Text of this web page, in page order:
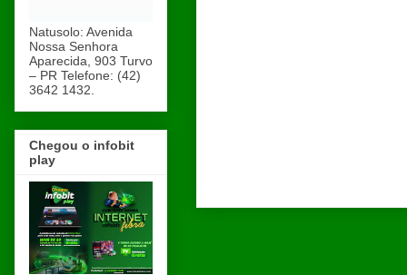
Natusolo: Avenida
Nossa Senhora
Aparecida, 903 Turvo
– PR Telefone: (42)
3642 1432.
Chegou o infobit
play